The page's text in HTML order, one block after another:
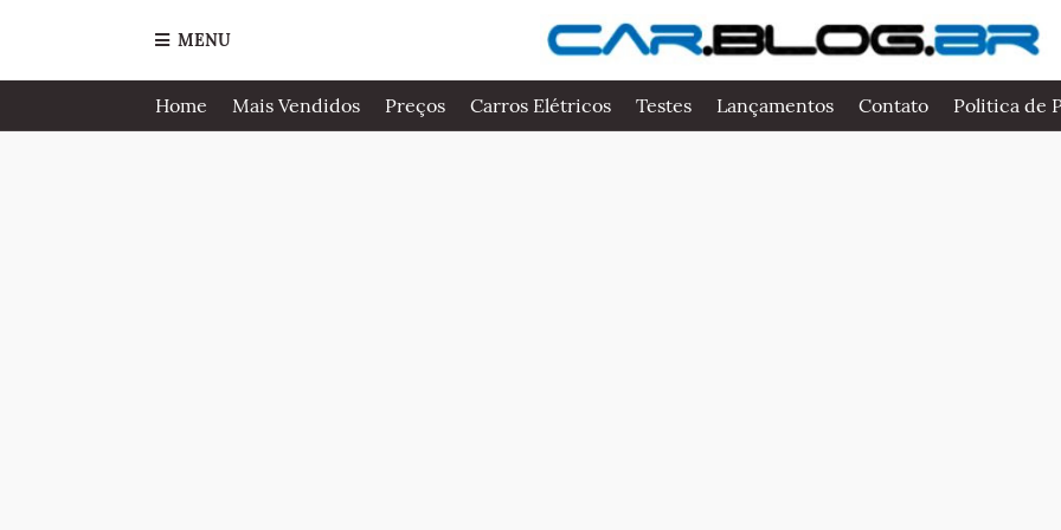
MENU
Home Mais Vendidos Preços Carros Elétricos Testes Lançamentos Contato Politica de